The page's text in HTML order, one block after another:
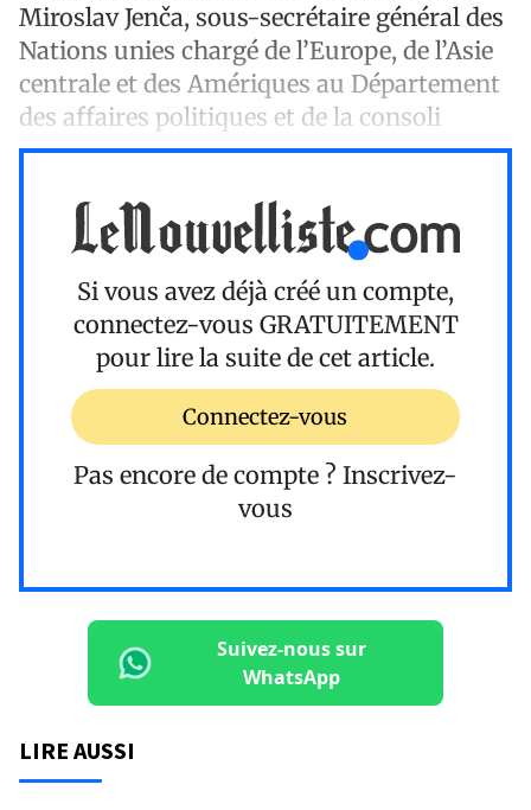
Miroslav Jenča, sous-secrétaire général des
Nations unies chargé de l’Europe, de l’Asie
centrale et des Amériques au Département
des affaires politiques et de la consoli
Si vous avez déjà créé un compte,
connectez-vous GRATUITEMENT
pour lire la suite de cet article.
Connectez-vous
Pas encore de compte ? Inscrivez-
vous
Suivez-nous sur
WhatsApp
LIRE AUSSI